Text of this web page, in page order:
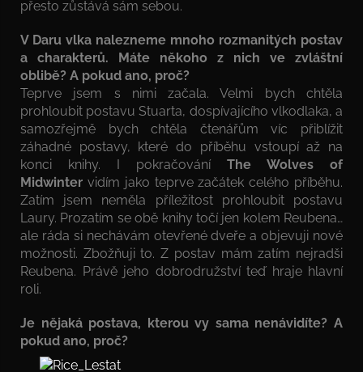
přesto zůstává sám sebou.
V Daru vlka nalezneme mnoho rozmanitých postav
a charakterů. Máte někoho z nich ve zvláštní
oblibě? A pokud ano, proč?
Teprve jsem s nimi začala. Velmi bych chtěla
prohloubit postavu Stuarta, dospívajícího vlkodlaka, a
samozřejmě bych chtěla čtenářům víc přiblížit
záhadné postavy, které do příběhu vstoupí až na
konci knihy. I pokračování The Wolves of
Midwinter vidím jako teprve začátek celého příběhu.
Zatím jsem neměla příležitost prohloubit postavu
Laury. Prozatím se obě knihy točí jen kolem Reubena…
ale ráda si nechávám otevřené dveře a objevuji nové
možnosti. Zbožňuji to. Z postav mám zatím nejradši
Reubena. Právě jeho dobrodružství teď hraje hlavní
roli.
Je nějaká postava, kterou vy sama nenávidíte? A
pokud ano, proč?